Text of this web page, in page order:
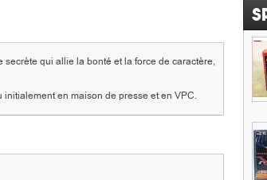
qui allie la bonté et la force de caractère,
en maison de presse et en VPC.